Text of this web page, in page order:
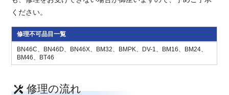
ください。
修理不可品目一覧
BN46C、BN46D、BN46X、BM32、BMPK、DV-1、BM16、BM24、
BM46、BT46
修理の流れ